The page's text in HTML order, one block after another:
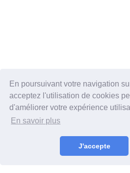
En poursuivant votre navigation
acceptez l'utilisation de cookies
d'améliorer votre expérience
En savoir plus
J'accepte